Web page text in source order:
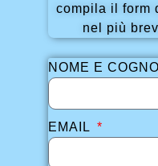
compila il form
nel più
NOME E
EMAIL